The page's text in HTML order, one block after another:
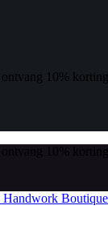
10% korting